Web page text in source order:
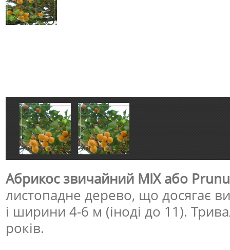
Абрикос звичайний MIX або
листопадне дерево, що досягає
і ширини 4-6 м (іноді до 11).
років.